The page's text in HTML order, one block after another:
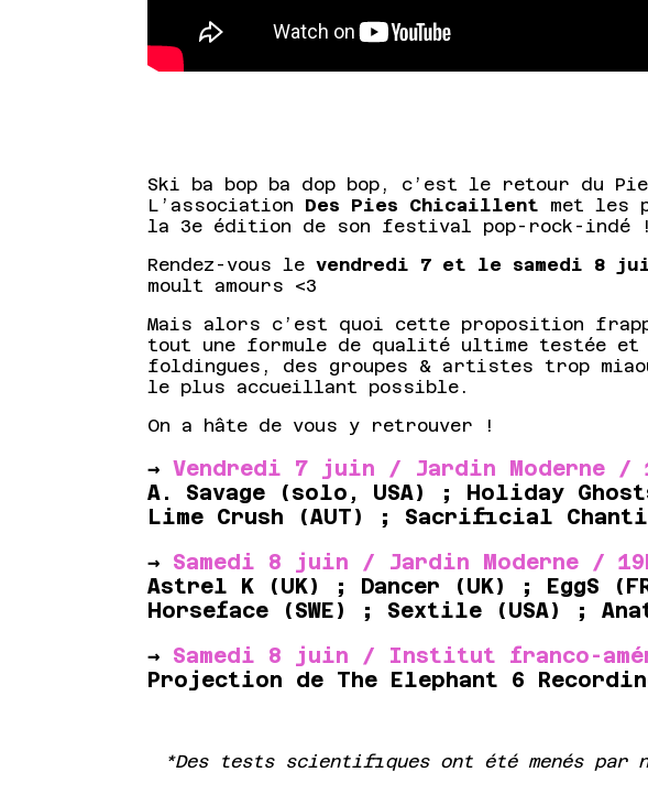
Ski ba bop ba dop bop, c’est le retour du
L’association Des Pies Chicaillent met les
la 3e édition de son festival pop-rock-indé !
Rendez-vous le vendredi 7 et le samedi 8
moult amours <3
Mais alors c’est quoi cette proposition
tout une formule de qualité ultime testée et
foldingues, des groupes & artistes trop
le plus accueillant possible.
On a hâte de vous y retrouver !
→Vendredi 7 juin / Jardin Moderne /
A. Savage (solo, USA) ; Holiday
Lime Crush (AUT) ; Sacrificial
→ Samedi 8 juin / Jardin Moderne /
Astrel K (UK) ; Dancer (UK) ; EggS
Horseface (SWE) ; Sextile (USA) ;
→ Samedi 8 juin / Institut franco-
Projection de The Elephant 6
*Des tests scientifiques ont été menés par